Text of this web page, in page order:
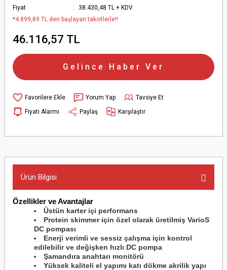
Fiyat
38.430,48 TL + KDV
*4.899,89 TL den başlayan taksitlerle!!
46.116,57 TL
Gelince Haber Ver
Yorum Yap
Tavsiye Et
Fiyatı Alarmı
Paylaş Karşılaştır
Ürün Bilgisi
Özellikler ve Avantajlar
Üstün karter içi performans
Protein skimmer için özel olarak üretilmiş VarioS
DC pompası
Enerji verimli ve sessiz çalışma için kontrol
edilebilir ve değişken hızlı DC pompa
Şamandıra anahtarı monitörü
Yüksek kaliteli el yapımı katı dökme akrilik yapı